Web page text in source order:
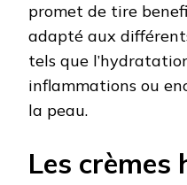
promet de tire
adapté aux
tels que
inflammations ou
la peau.
Les